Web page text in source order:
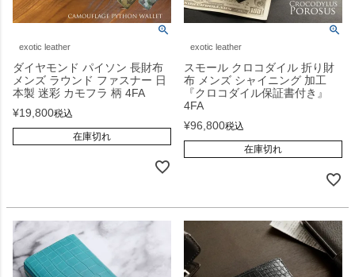
exotic leather
ダイヤモンド パイソン 長財布
メンズ ラウンド ファスナー 日
本製 迷彩 カモフラ 柄 4FA
¥19,800税込
在庫切れ
exotic leather
スモール クロコダイル 折り財
布 メンズ シャイニング 加工
『クロコダイル保証書付き』
4FA
¥96,800税込
在庫切れ